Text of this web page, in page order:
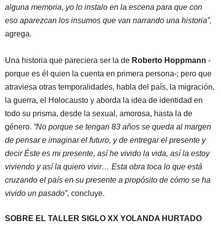
alguna memoria, yo lo instalo en la escena para que con
eso aparezcan los insumos que van narrando una historia”,
agrega.
Una historia que pareciera ser la de Roberto Hoppmann -
porque es él quien la cuenta en primera persona-; pero que
atraviesa otras temporalidades, habla del país, la migración,
la guerra, el Holocausto y aborda la idea de identidad en
todo su prisma, desde la sexual, amorosa, hasta la de
género. “No porque se tengan 83 años se queda al margen
de pensar e imaginar el futuro, y de entregar el presente y
decir Éste es mi presente, así he vivido la vida, así la estoy
viviendo y así la quiero vivir… Esta obra toca lo que está
cruzando el país en su presente a propósito de cómo se ha
vivido un pasado”, concluye.
SOBRE EL TALLER SIGLO XX YOLANDA HURTADO